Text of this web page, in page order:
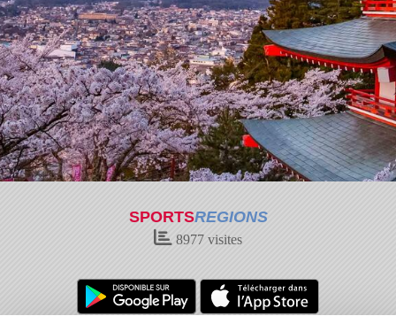
SPORTSREGIONS
8977 visites